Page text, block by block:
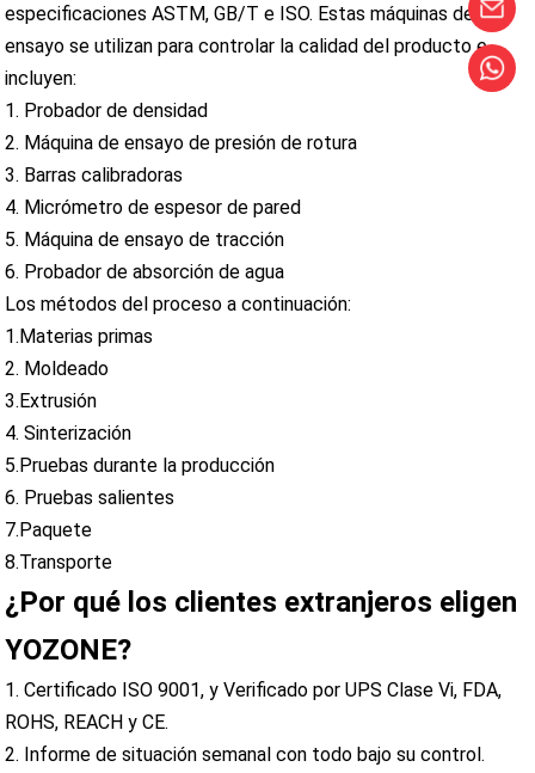
especificaciones ASTM, GB/T e ISO. Estas máquinas de
ensayo se utilizan para controlar la calidad del producto e
incluyen:
1. Probador de densidad
2. Máquina de ensayo de presión de rotura
3. Barras calibradoras
4. Micrómetro de espesor de pared
5. Máquina de ensayo de tracción
6. Probador de absorción de agua
Los métodos del proceso a continuación:
1.Materias primas
2. Moldeado
3.Extrusión
4. Sinterización
5.Pruebas durante la producción
6. Pruebas salientes
7.Paquete
8.Transporte
¿Por qué los clientes extranjeros eligen
YOZONE?
1. Certificado ISO 9001, y Verificado por UPS Clase Vi, FDA,
ROHS, REACH y CE.
2. Informe de situación semanal con todo bajo su control.